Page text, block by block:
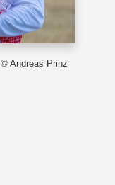
© Andreas Prinz